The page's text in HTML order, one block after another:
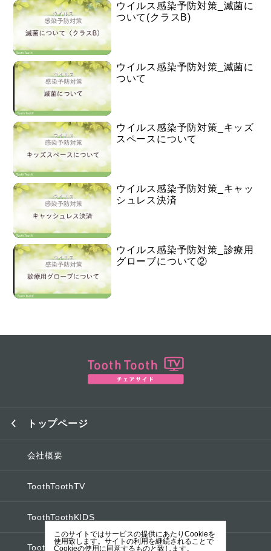
ウイルス感染予防対策_滅菌に
ついて(クラスB)
ウイルス感染予防対策_滅菌に
ついて
ウイルス感染予防対策_キッズ
スペースについて
ウイルス感染予防対策_キャッ
シュレス決済
ウイルス感染予防対策_診療用
グローブについて②
トップページ
会社概要
ToothToothTV
ToothToothKIDS
ToothToothオフィシャルブログ
このサイトではサービスの提供にあたりCookieを
使用致します。サイトの利用を継続されることで
Cookieの使用に同意するものと致します。